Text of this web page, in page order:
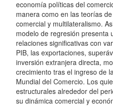
economía políticas del
manera como en las teorías
comercial y multilateralismo.
modelo de regresión presenta
relaciones significativas con
PIB, las exportaciones,
inversión extranjera directa,
crecimiento tras el ingreso de
Mundial del Comercio. Los
estructurales alrededor del
su dinámica comercial y